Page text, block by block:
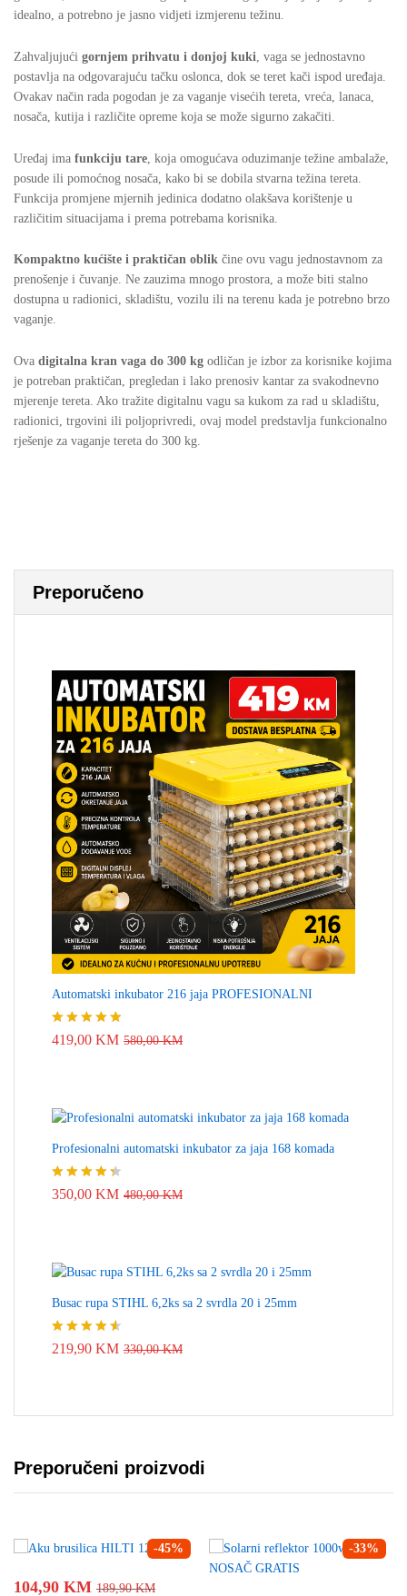
idealno, a potrebno je jasno vidjeti izmjerenu težinu.
Zahvaljujući gornjem prihvatu i donjoj kuki , vaga se jednostavno
postavlja na odgovarajuću tačku oslonca, dok se teret kači ispod uređaja.
Ovakav način rada pogodan je za vaganje visećih tereta, vreća, lanaca,
nosača, kutija i različite opreme koja se može sigurno zakačiti.
Uređaj ima funkciju tare , koja omogućava oduzimanje težine ambalaže,
posude ili pomoćnog nosača, kako bi se dobila stvarna težina tereta.
Funkcija promjene mjernih jedinica dodatno olakšava korištenje u
različitim situacijama i prema potrebama korisnika.
Kompaktno kućište i praktičan oblik čine ovu vagu jednostavnom za
prenošenje i čuvanje. Ne zauzima mnogo prostora, a može biti stalno
dostupna u radionici, skladištu, vozilu ili na terenu kada je potrebno brzo
vaganje.
Ova digitalna kran vaga do 300 kg odličan je izbor za korisnike kojima
je potreban praktičan, pregledan i lako prenosiv kantar za svakodnevno
mjerenje tereta. Ako tražite digitalnu vagu sa kukom za rad u skladištu,
radionici, trgovini ili poljoprivredi, ovaj model predstavlja funkcionalno
rješenje za vaganje tereta do 300 kg.
Preporučeno
Automatski inkubator 216 jaja PROFESIONALNI
Ocjenjeno
419,00 KM 580,00KM
Profesionalni automatski inkubator za jaja 168 komada
Ocjenjeno
350,00 KM 480,00KM
Busac rupa STIHL 6,2ks sa 2 svrdla 20 i 25mm
Ocjenjeno
219,90 KM 330,00KM
Preporučeni proizvodi
-45%
104,90 KM 189,90KM
-33%